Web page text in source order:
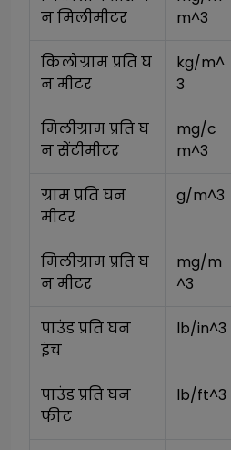
न मिलीमीटर
m^3
किलोग्राम प्रति घ
न मीटर
kg/m^
3
मिलीग्राम प्रति घ
न सेंटीमीटर
mg/c
m^3
ग्राम प्रति घन
मीटर
g/m^3
मिलीग्राम प्रति घ
न मीटर
mg/m
^3
पाउंड प्रति घन
इंच
lb/in^3
पाउंड प्रति घन
फीट
lb/ft^3